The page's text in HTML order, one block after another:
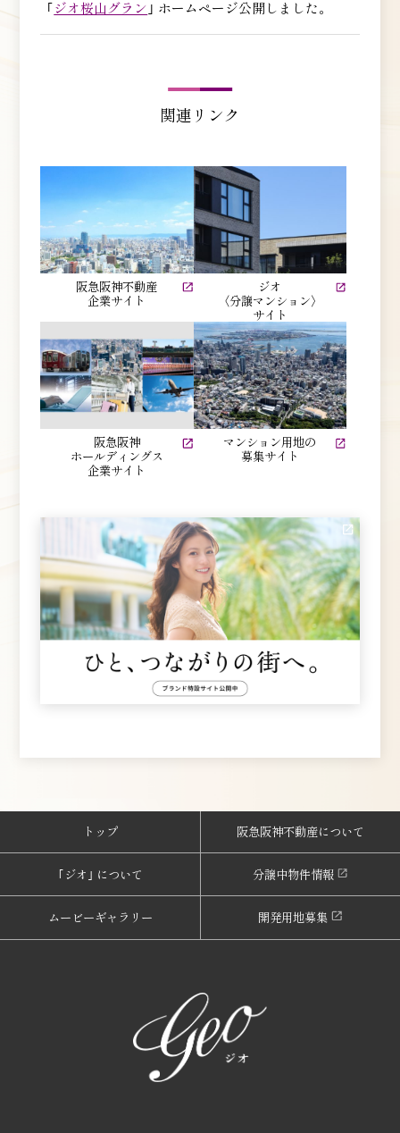
｢ジオ桜山グラン ｣ ホームページ公開しました。
関連リンク
阪急阪神不動産
企業サイト
ジオ
〈分譲マンション〉
サイト
阪急阪神
ホールディングス
企業サイト
マンション用地の
募集サイト
トップ 阪急阪神不動産について
｢ジオ｣ について 分譲中物件情報
ムービーギャラリー 開発用地募集